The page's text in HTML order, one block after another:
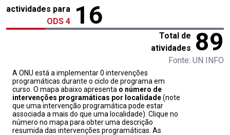
actividades para
ODS 4
16
Total de
atividades 89
Fonte: UN INFO
A ONU está a implementar 0 intervenções
programáticas durante o ciclo de programa em
curso. O mapa abaixo apresenta o número de
intervenções programáticas por localidade(note
que uma intervenção programática pode estar
associada a mais do que uma localidade). Clique no
número no mapa para obter uma descrição
resumida das intervenções programáticas. As